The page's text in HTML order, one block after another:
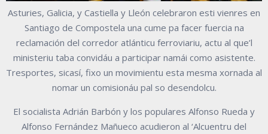
Asturies, Galicia, y Castiella y Lleón celebraron esti vienres en
Santiago de Compostela una cume pa facer fuercia na
reclamación del corredor atlánticu ferroviariu, actu al que’l
ministeriu taba convidáu a participar namái como asistente.
Tresportes, sicasí, fixo un movimientu esta mesma xornada al
nomar un comisionáu pal so desendolcu.
El socialista Adrián Barbón y los populares Alfonso Rueda y
Alfonso Fernández Mañueco acudieron al ‘Alcuentru del